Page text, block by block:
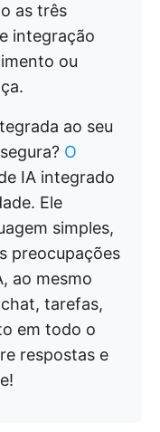
as três
integração
ou
ao seu
O
IA integrado
Ele
simples,
preocupações
ao mesmo
tarefas,
em todo o
respostas e